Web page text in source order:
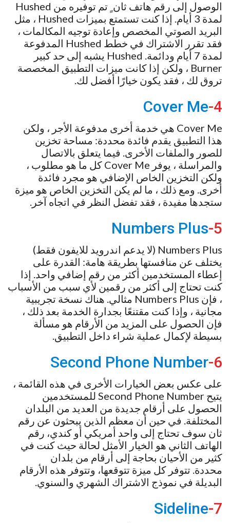
الوصول إلى رقم هاتف ثان ٍ تم توفيره من Hushed
لمدة 3 أيام. إذا كنت تستمتع بميزات Hushed ، مثل
البريد الصوتي المخصص وإعادة توجيه المكالمات ،
فقد تقرر الاشتراك في خطط Hushed المدفوعة
لمدة 7 أيام ودائمة. Hushed يشبه إلى حد كبير
Burner ، ولكن إذا كانت ميزات التطبيق المخصصة
تروق لك ، فقد يكون خيارًا أفضل لك.
4-
Cover Me
Cover Me هي خدمة أخرى مدفوعة الأجر ، ولكن
هذا التطبيق يقدم فائدة محددة: مساحة تخزين
للصور والملفات الأخرى. فيما يتعلق بالاتصال
والمراسلة ، يوفر Cover Me كل ما هو مطلوب ،
ولكن التخزين الخاص الإضافي هو مجرد فائدة
أخرى. ومع ذلك ، ما لم يكن التخزين الخاص هو ميزة
ستجدها مفيدة ، فقد تفضل النظر في اتجاه آخر.
5-
Numbers Plus
Numbers Plus (لا يدعم اندرويد للايفون فقط)
يختلف عن منافستها بطريقة هامة: القدرة على
إعطاء المستخدمين أكثر من رقم إضافي واحد. إذا
كنت تحتاج إلى أكثر من رقمين لأي سبب من الأسباب
، فإن Numbers Plus مثالي. هناك نسخة تجريبية
مجانية ، وإذا كنت مقتنعًا بجدارة الخدمة بعد ذلك ،
فإن الحصول على المزيد من الأرقام هو مسألة
بسيطة لإكمال عملية شراء داخل التطبيق.
6-
Second Phone Number
على عكس بعض الخيارات الأخرى في هذه القائمة ،
يتيح Second Phone Number للمستخدمين
الحصول على أرقام جديدة من العديد من البلدان
المختلفة. في حين أن معظم الذين يبحثون عن رقم
ثان سوف تحتاج إلى واحد أمريكي أو كندي، رقم
الهاتف الثاني هو الخيار الأمثل لحالة حيث كنت في
كثير من الأحيان بحاجة إلى أرقام من بلدان
محددة. تتوفر كل ميزة تتوقعها، وتتوفر هذه الأرقام
البديلة في نموذج الاشتراك الشهري والسنوي.
7-
Sideline